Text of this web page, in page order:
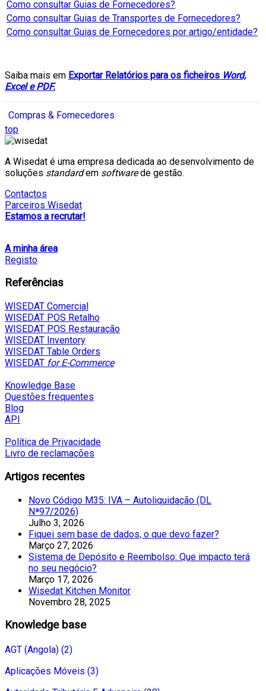
Como consultar Guias de Fornecedores?
Como consultar Guias de Transportes de Fornecedores?
Como consultar Guias de Fornecedores por artigo/entidade?
Saiba mais em Exportar Relatórios para os ficheiros Word,
Excel e PDF.
Compras & Fornecedores
top
A Wisedat é uma empresa dedicada ao desenvolvimento de
soluções standardem softwarede gestão.
Contactos
Parceiros Wisedat
Estamos a recrutar!
A minha área
Registo
Referências
WISEDAT Comercial
WISEDAT POS Retalho
WISEDAT POS Restauração
WISEDAT Inventory
WISEDAT Table Orders
WISEDAT for E-Commerce
Knowledge Base
Questões frequentes
Blog
API
Política de Privacidade
Livro de reclamações
Artigos recentes
Novo Código M35: IVA – Autoliquidação (DL
Nª97/2026)
Julho 3, 2026
Fiquei sem base de dados, o que devo fazer?
Março 27, 2026
Sistema de Depósito e Reembolso: Que impacto terá
no seu negócio?
Março 17, 2026
Wisedat Kitchen Monitor
Novembro 28, 2025
Knowledge base
AGT (Angola) (2)
Aplicações Móveis (3)